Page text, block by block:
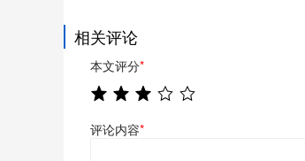
相关评论
本文评分*
评论内容*